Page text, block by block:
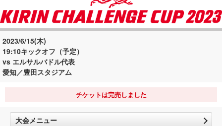
2023/6/15(木)
19:10キックオフ（予定）
vs エルサルバドル代表
愛知／豊田スタジアム
チケットは完売しました
大会メニュー